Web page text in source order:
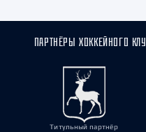
ПАРТНЁРЫ ХОККЕЙНОГО
Титульный партнёр